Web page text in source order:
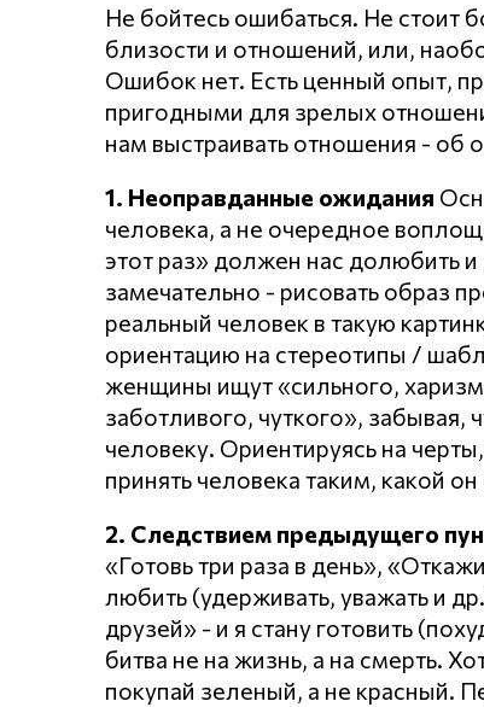
Не бойтесь ошибаться. Не стоит
близости и отношений, или,
Ошибок нет. Есть ценный опыт,
пригодными для зрелых
нам выстраивать отношения - об
1. Неоправданные ожидания
человека, а не очередное
этот раз» должен нас долюбить
замечательно - рисовать образ
реальный человек в такую
ориентацию на стереотипы /
женщины ищут «сильного,
заботливого, чуткого», забывая,
человеку. Ориентируясь на
принять человека таким, какой он
2. Следствием предыдущего
«Готовь три раза в день»,
любить (удерживать, уважать и
друзей» - и я стану готовить
битва не на жизнь, а на смерть.
покупай зеленый, а не красный.